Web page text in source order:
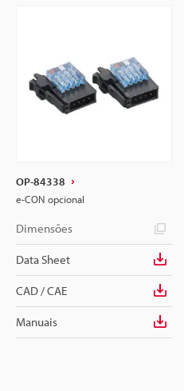
OP-84338
e-CON opcional
Dimensões
Data Sheet
CAD / CAE
Manuais